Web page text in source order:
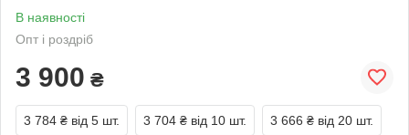
В наявності
Опт і роздріб
3 900 ₴
3 784 ₴ від 5 шт. 3 704 ₴ від 10 шт. 3 666 ₴ від 20 шт.